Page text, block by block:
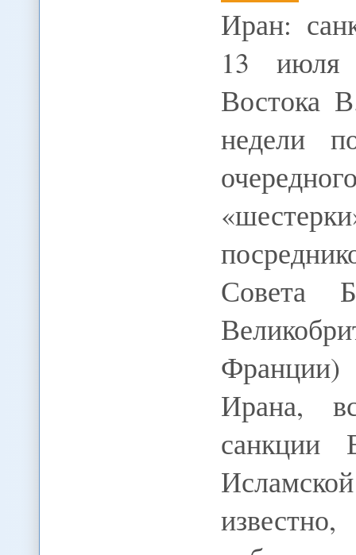
Иран:
13 июля
Востока
недели
Совета
Ирана,
санкции